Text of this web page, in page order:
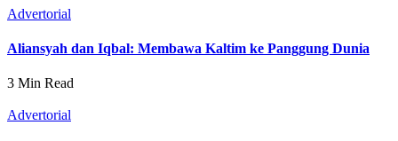
Advertorial
Aliansyah dan Iqbal: Membawa Kaltim ke Panggung Dunia
3 Min Read
Advertorial